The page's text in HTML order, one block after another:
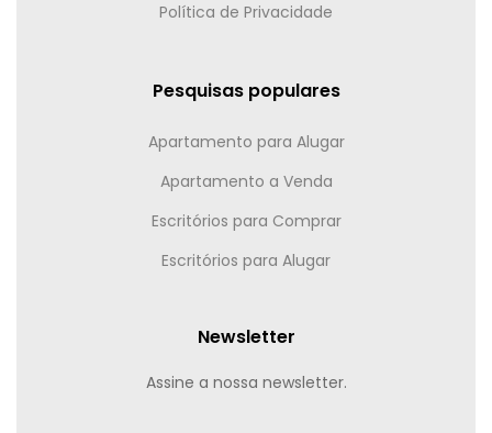
Política de Privacidade
Pesquisas populares
Apartamento para Alugar
Apartamento a Venda
Escritórios para Comprar
Escritórios para Alugar
Newsletter
Assine a nossa newsletter.